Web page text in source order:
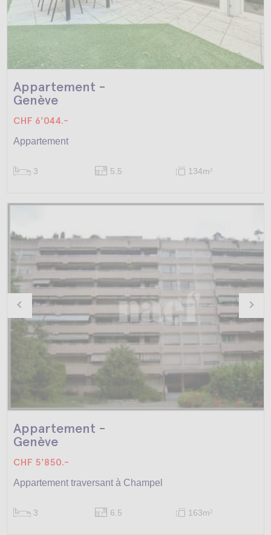
Appartement -
Genève
CHF 6'044.-
Appartement
3 5.5 134m2
Appartement -
Genève
CHF 5'850.-
Appartement traversant à Champel
3 6.5 163m2